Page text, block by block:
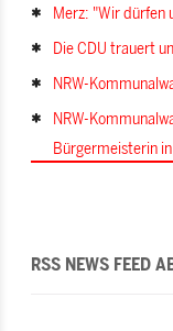
Merz: "Wir dürfen
Die CDU trauert
NRW-
NRW-
Bürgermeisterin
RSS NEWS FEED